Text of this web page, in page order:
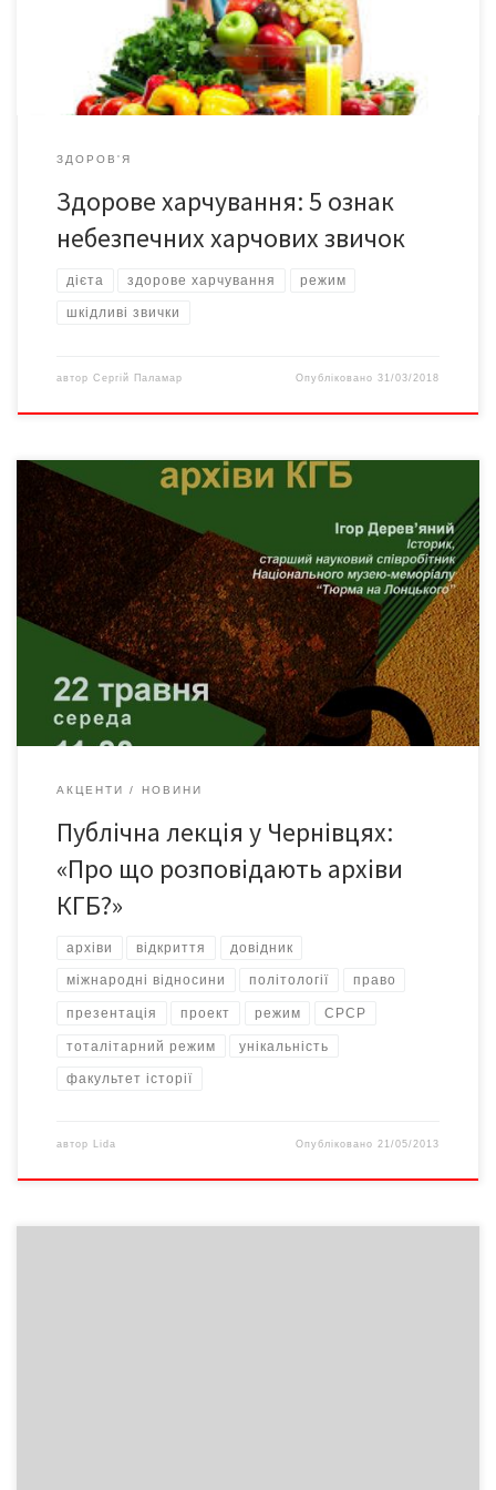
бути дуже шкідливими. Але їх простіше скоригувати, якщо
свідомо підійти до […]
ЗДОРОВ'Я
Здорове харчування: 5 ознак
небезпечних харчових звичок
дієта здорове харчування режим
шкідливі звички
автор Сергій Паламар Опубліковано31/03/2018
Історик, старший науковий співробітник Національного музею-
меморіалу «Тюрма на Лонцького» Ігор Дерев’яний розповість
про таємниці історії, які були надійно сховані кілька десятиліть
в архівах КГБ. 22 травня, середа 11:30 ауд. 33 факультет
історії, політології та міжнародних відносин Чернівецький
національний університет імені Юрія Федьковича м. Чернівці
(вул. Кафедральна, 2) Відкриття архівів в […]
АКЦЕНТИ НОВИНИ
Публічна лекція у Чернівцях:
«Про що розповідають архіви
КГБ?»
архіви відкриття довідник
міжнародні відносини політології право
презентація проект режим СРСР
тоталітарний режим унікальність
факультет історії
автор Lida Опубліковано 21/05/2013